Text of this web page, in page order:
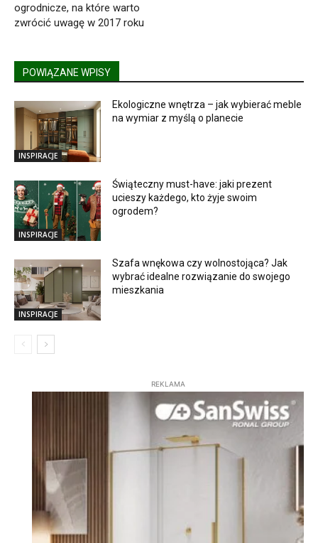
ogrodnicze, na które warto
zwrócić uwagę w 2017 roku
POWIĄZANE WPISY
INSPIRACJE
Ekologiczne wnętrza – jak wybierać meble
na wymiar z myślą o planecie
INSPIRACJE
Świąteczny must-have: jaki prezent
ucieszy każdego, kto żyje swoim
ogrodem?
INSPIRACJE
Szafa wnękowa czy wolnostojąca? Jak
wybrać idealne rozwiązanie do swojego
mieszkania
REKLAMA